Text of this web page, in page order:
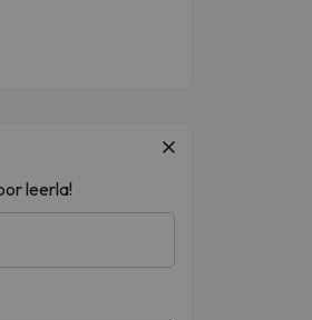
leerla!